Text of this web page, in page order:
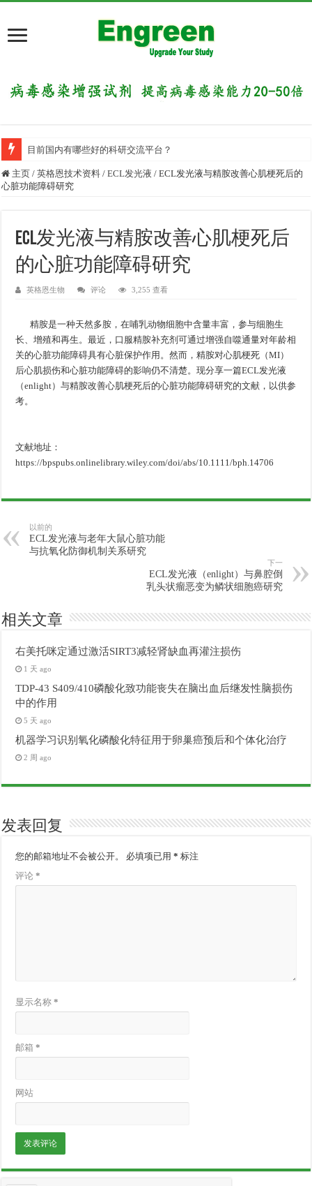
目前国内有哪些好的科研交流平台？
主页 / 英格恩技术资料 / ECL发光液 / ECL发光液与精胺改善心肌梗死后的
心脏功能障碍研究
ECL发光液与精胺改善心肌梗死后
的心脏功能障碍研究
英格恩生物 评论 3,255 查看
精胺是一种天然多胺，在哺乳动物细胞中含量丰富，参与细胞生
长、增殖和再生。最近，口服精胺补充剂可通过增强自噬通量对年龄相
关的心脏功能障碍具有心脏保护作用。然而，精胺对心肌梗死（MI）
后心肌损伤和心脏功能障碍的影响仍不清楚。现分享一篇ECL发光液
（enlight）与精胺改善心肌梗死后的心脏功能障碍研究的文献，以供参
考。
文献地址：
https://bpspubs.onlinelibrary.wiley.com/doi/abs/10.1111/bph.14706
以前的
ECL发光液与老年大鼠心脏功能
与抗氧化防御机制关系研究
下一
ECL发光液（enlight）与鼻腔倒
乳头状瘤恶变为鳞状细胞癌研究
相关文章
右美托咪定通过激活SIRT3减轻肾缺血再灌注损伤
1 天 ago
TDP-43 S409/410磷酸化致功能丧失在脑出血后继发性脑损伤
中的作用
5 天 ago
机器学习识别氧化磷酸化特征用于卵巢癌预后和个体化治疗
2 周 ago
发表回复
您的邮箱地址不会被公开。 必填项已用* 标注
评论*
显示名称*
邮箱*
网站